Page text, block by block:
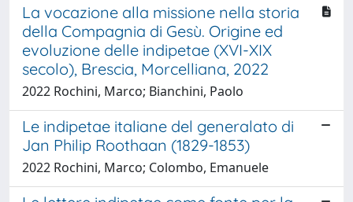
La vocazione alla missione nella storia
della Compagnia di Gesù. Origine ed
evoluzione delle indipetae (XVI-XIX
secolo), Brescia, Morcelliana, 2022
2022 Rochini, Marco; Bianchini, Paolo
Le indipetae italiane del generalato di
Jan Philip Roothaan (1829-1853)
2022 Rochini, Marco; Colombo, Emanuele